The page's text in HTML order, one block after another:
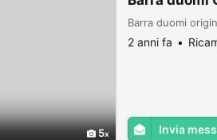
5
Barra duomi
2 anni fa
Invia